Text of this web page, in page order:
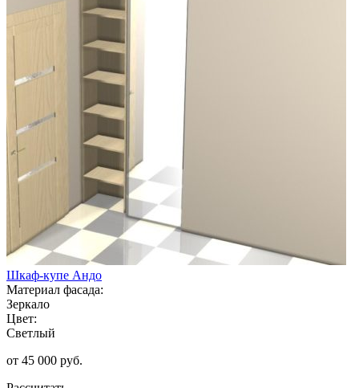
Шкаф-купе Андо
Материал фасада:
Зеркало
Цвет:
Светлый
от 45 000 руб.